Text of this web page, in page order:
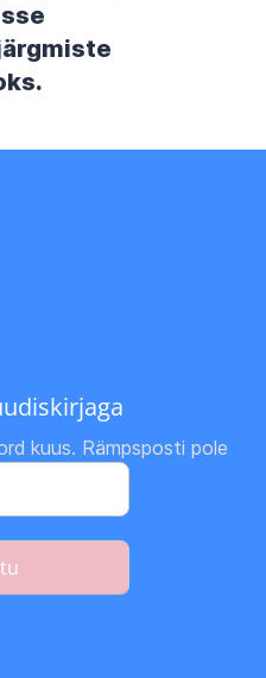
kuus. Rämpsposti pole